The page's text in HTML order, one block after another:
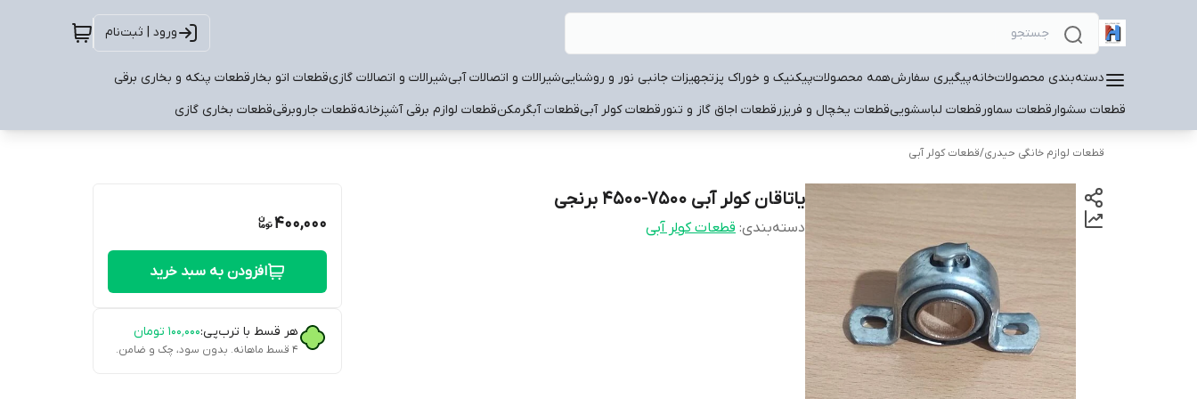
ورود | ثبت‌نام
دسته‌بندی محصولاتخانهپیگیری سفارشهمه محصولاتپیکنیک و خوراک پزتجهیزات جانبی نور و روشناییشیرالات و اتصالات آبیشیرالات و اتصالات گازیقطعات اتو بخارقطعات پنکه و بخاری برقی
قطعات سشوارقطعات سماورقطعات لباسشوییقطعات یخچال و فریزرقطعات اجاق گاز و تنورقطعات کولر آبیقطعات آبگرمکنقطعات لوازم برقی آشپزخانهقطعات جاروبرقیقطعات بخاری گازی
قطعات لوازم خانگی حیدری/قطعات کولر آبی
یاتاقان کولر آبی 7500-4500 برنجی
دسته‌بندی: قطعات کولر آبی 400,000
افزودن به سبد خرید
هر قسط با ترب‌پی:۱۰۰٬۰۰۰ تومان
۴ قسط ماهانه. بدون سود، چک و ضامن.